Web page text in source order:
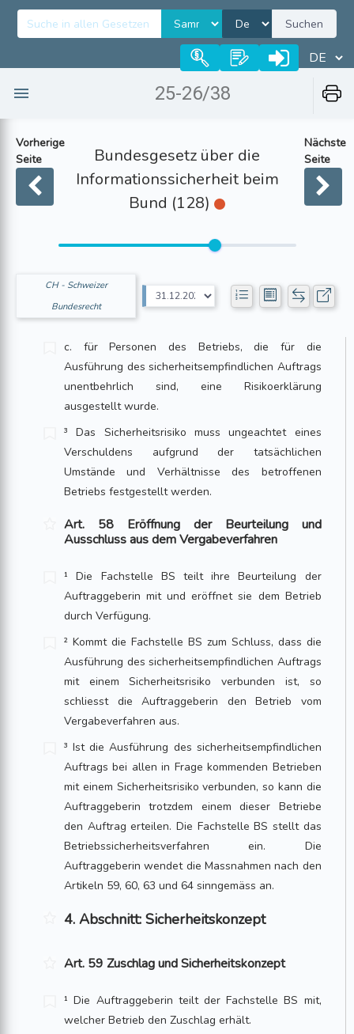
Suchen
25-26/38
Vorherige
Seite
Bundesgesetz über die
Informationssicherheit beim
Bund (128)
Nächste
Seite
CH - Schweizer
Bundesrecht
c. für Personen des Betriebs, die für die
Ausführung des sicherheitsempfindlichen Auftrags
unentbehrlich sind, eine Risikoerklärung
ausgestellt wurde.
³ Das Sicherheitsrisiko muss ungeachtet eines
Verschuldens aufgrund der tatsächlichen
Umstände und Verhältnisse des betroffenen
Betriebs festgestellt werden.
Art. 58 Eröffnung der Beurteilung und
Ausschluss aus dem Vergabeverfahren
¹ Die Fachstelle BS teilt ihre Beurteilung der
Auftraggeberin mit und eröffnet sie dem Betrieb
durch Verfügung.
² Kommt die Fachstelle BS zum Schluss, dass die
Ausführung des sicherheitsempfindlichen Auftrags
mit einem Sicherheitsrisiko verbunden ist, so
schliesst die Auftraggeberin den Betrieb vom
Vergabeverfahren aus.
³ Ist die Ausführung des sicherheitsempfindlichen
Auftrags bei allen in Frage kommenden Betrieben
mit einem Sicherheitsrisiko verbunden, so kann die
Auftraggeberin trotzdem einem dieser Betriebe
den Auftrag erteilen. Die Fachstelle BS stellt das
Betriebssicherheitsverfahren ein. Die
Auftraggeberin wendet die Massnahmen nach den
Artikeln 59, 60, 63 und 64 sinngemäss an.
4. Abschnitt: Sicherheitskonzept
Art. 59 Zuschlag und Sicherheitskonzept
¹ Die Auftraggeberin teilt der Fachstelle BS mit,
welcher Betrieb den Zuschlag erhält.